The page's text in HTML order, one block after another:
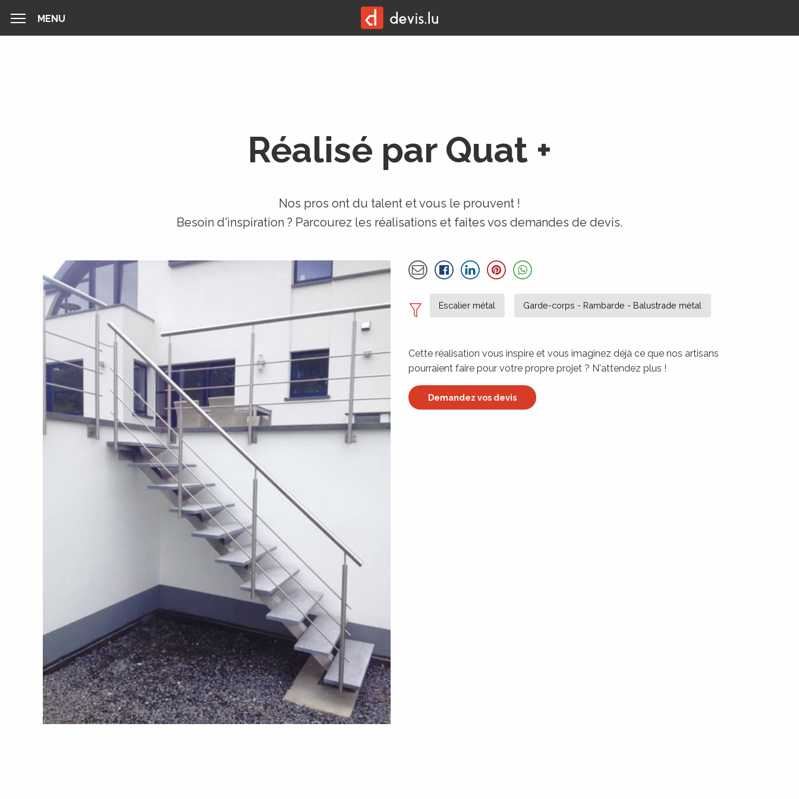
MENUMENU
Réalisé par Quat +
Nos pros ont du talent et vous le prouvent !
Besoin d'inspiration ? Parcourez les réalisations et faites vos demandes de devis.
À propos de la réalisation de Quat +
Partager par email
DétailsEscalier métal Garde-corps - Rambarde - Balustrade métal
Cette réalisation vous inspire et vous imaginez déjà ce que nos artisans
pourraient faire pour votre propre projet ? N'attendez plus !
Demandez vos devis